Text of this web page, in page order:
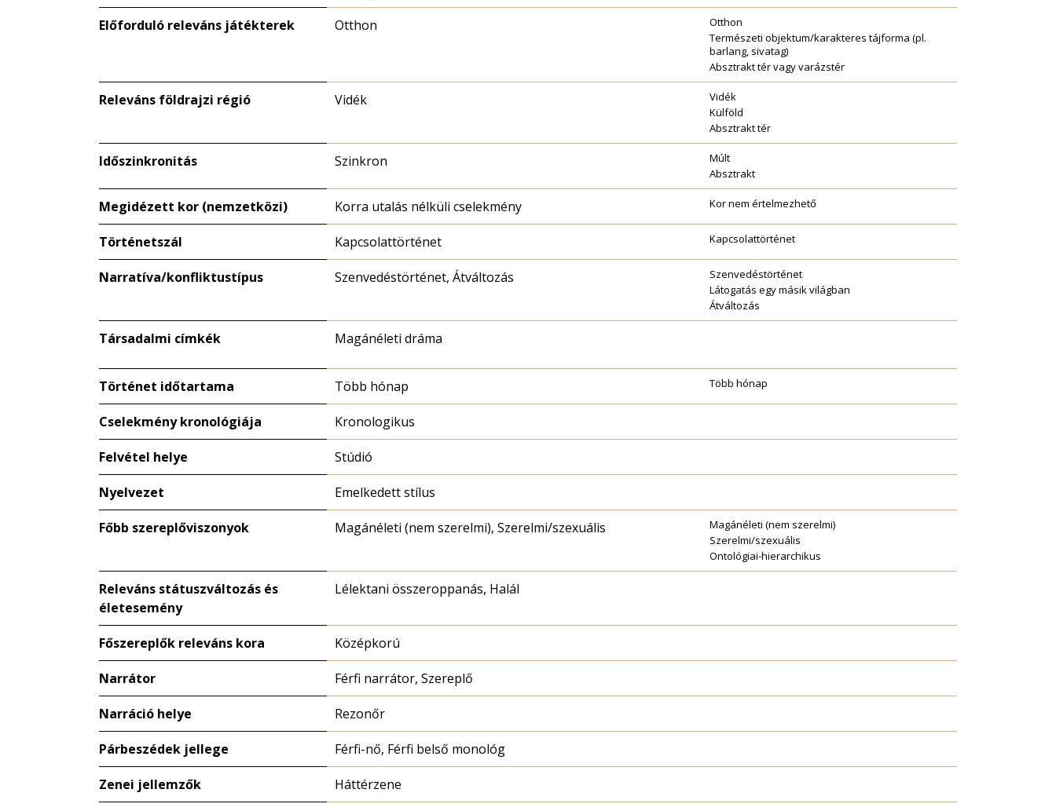
Előforduló releváns játékterek Otthon
Otthon
Természeti objektum/karakteres tájforma (pl.
barlang, sivatag)
Absztrakt tér vagy varázstér
Releváns földrajzi régió Vidék
Vidék
Külföld
Absztrakt tér
Időszinkronitás Szinkron
Múlt
Absztrakt
Megidézett kor (nemzetközi) Korra utalás nélküli cselekmény Kor nem értelmezhető
Történetszál Kapcsolattörténet Kapcsolattörténet
Narratíva/konfliktustípus Szenvedéstörténet, Átváltozás
Szenvedéstörténet
Látogatás egy másik világban
Átváltozás
Társadalmi címkék Magánéleti dráma
Történet időtartama Több hónap Több hónap
Cselekmény kronológiája Kronologikus
Felvétel helye Stúdió
Nyelvezet Emelkedett stílus
Főbb szereplőviszonyok Magánéleti (nem szerelmi), Szerelmi/szexuális
Magánéleti (nem szerelmi)
Szerelmi/szexuális
Ontológiai-hierarchikus
Releváns státuszváltozás és
életesemény
Lélektani összeroppanás, Halál
Főszereplők releváns kora Középkorú
Narrátor Férfi narrátor, Szereplő
Narráció helye Rezonőr
Párbeszédek jellege Férfi-nő, Férfi belső monológ
Zenei jellemzők Háttérzene